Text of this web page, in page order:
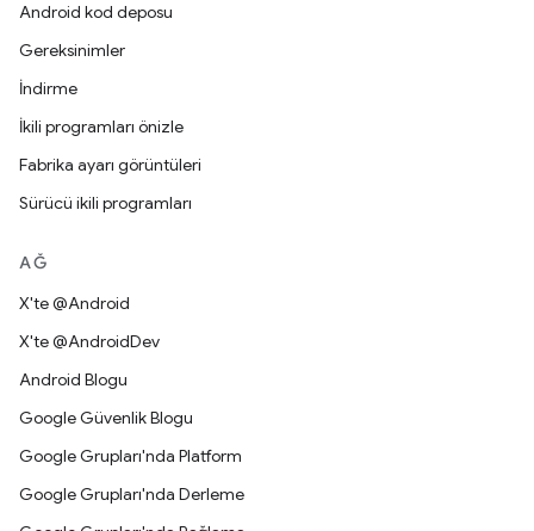
Android kod deposu
Gereksinimler
İndirme
İkili programları önizle
Fabrika ayarı görüntüleri
Sürücü ikili programları
AĞ
X'te @Android
X'te @AndroidDev
Android Blogu
Google Güvenlik Blogu
Google Grupları'nda Platform
Google Grupları'nda Derleme